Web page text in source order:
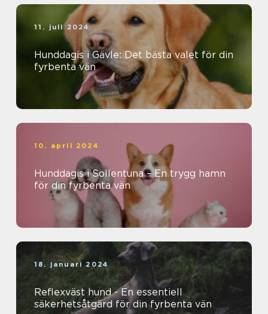
11. juli 2024
Hunddagis i Gävle: Det bästa valet för din
fyrbenta vän
10. april 2024
Hunddagis i Sollentuna – En trygg hamn
för din fyrbenta vän
18. januari 2024
Reflexväst hund - En essentiell
säkerhetsåtgärd för din fyrbenta vän